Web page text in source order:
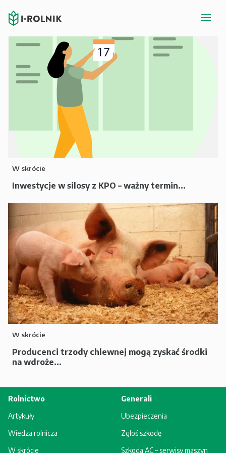
W skrócie
Inwestycje w silosy z KPO – ważny termin...
W skrócie
Producenci trzody chlewnej mogą zyskać środki
na wdroże...
Rolnictwo
Artykuły
Wiedza rolnicza
W skrócie
Generali
Ubezpieczenia
Zgłoś szkodę
Szkoda AC – serwisy maszyn